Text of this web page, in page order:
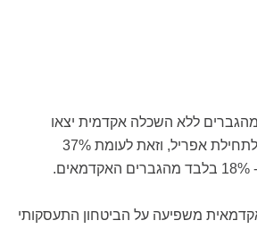
60% מהנשים ו- 44% מהגברים ללא השכלה אקדמית יצאו
לחופשה או פוטרו נכון לתחילת אפריל, וזאת לעומת 37%
משפיעה על הביטחון התעסקותי